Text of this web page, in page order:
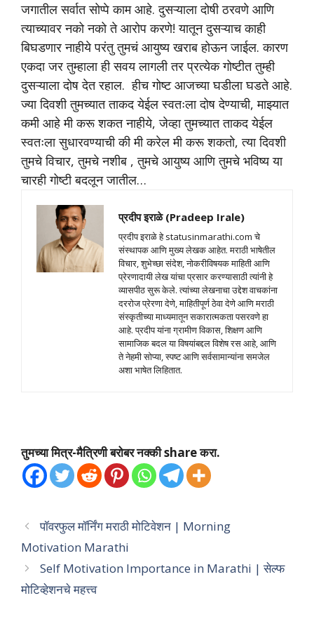
जगातील सर्वात सोप्पे काम आहे. दुसऱ्याला दोषी ठरवणे आणि
त्याच्यावर नको नको ते आरोप करणे! यातून दुसऱ्याच काही
बिघडणार नाहीये परंतु तुमचं आयुष्य खराब होऊन जाईल. कारण
एकदा जर तुम्हाला ही सवय लागली तर प्रत्येक गोष्टीत तुम्ही
दुसऱ्याला दोष देत रहाल. हीच गोष्ट आजच्या घडीला घडते आहे.
ज्या दिवशी तुमच्यात ताकद येईल स्वतःला दोष देण्याची, माझ्यात
कमी आहे मी करू शकत नाहीये, जेव्हा तुमच्यात ताकद येईल
स्वतःला सुधारवण्याची की मी करेल मी करू शकतो, त्या दिवशी
तुमचे विचार, तुमचे नशीब , तुमचे आयुष्य आणि तुमचे भविष्य या
चारही गोष्टी बदलून जातील…
प्रदीप इराळे (Pradeep Irale)
प्रदीप इराळे हे statusinmarathi.com चे
संस्थापक आणि मुख्य लेखक आहेत. मराठी भाषेतील
विचार, शुभेच्छा संदेश, नोकरीविषयक माहिती आणि
प्रेरणादायी लेख यांचा प्रसार करण्यासाठी त्यांनी हे
व्यासपीठ सुरू केले. त्यांच्या लेखनाचा उद्देश वाचकांना
दररोज प्रेरणा देणे, माहितीपूर्ण ठेवा देणे आणि मराठी
संस्कृतीच्या माध्यमातून सकारात्मकता पसरवणे हा
आहे. प्रदीप यांना ग्रामीण विकास, शिक्षण आणि
सामाजिक बदल या विषयांबद्दल विशेष रस आहे, आणि
ते नेहमी सोप्या, स्पष्ट आणि सर्वसामान्यांना समजेल
अशा भाषेत लिहितात.
तुमच्या मित्र-मैत्रिणी बरोबर नक्की share करा.
पॉवरफुल मॉर्निंग मराठी मोटिवेशन | Morning
Motivation Marathi
Self Motivation Importance in Marathi | सेल्फ
मोटिव्हेशनचे महत्त्व